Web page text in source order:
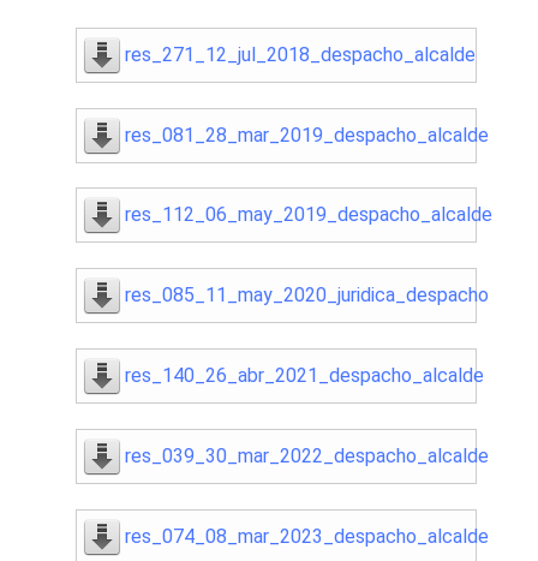
res_271_12_jul_2018_despacho_alcalde
res_081_28_mar_2019_despacho_alcalde
res_112_06_may_2019_despacho_alcalde
res_085_11_may_2020_juridica_despacho
res_140_26_abr_2021_despacho_alcalde
res_039_30_mar_2022_despacho_alcalde
res_074_08_mar_2023_despacho_alcalde